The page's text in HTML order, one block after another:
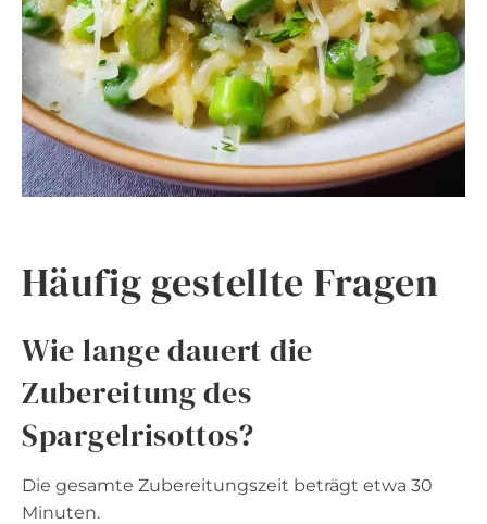
Häufig gestellte Fragen
Wie lange dauert die
Zubereitung des
Spargelrisottos?
Die gesamte Zubereitungszeit beträgt etwa 30
Minuten.